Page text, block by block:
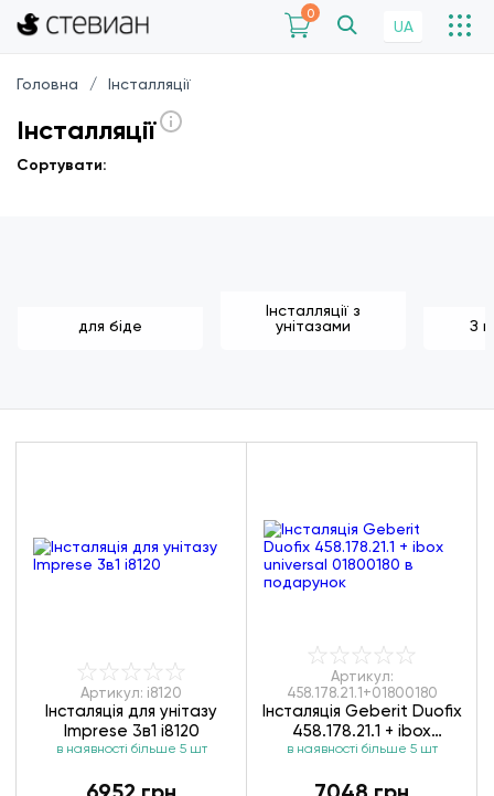
0
UA
Головна Інсталляції
Інсталляції
Сортувати:
для біде
Інсталляції з
унітазами
З
Артикул: i8120
Інсталяція для унітазу
Imprese 3в1 i8120
в наявності більше 5 шт
Артикул:
458.178.21.1+01800180
Інсталяція Geberit Duofix
458.178.21.1 + ibox
universal 01800180
в наявності більше 5 шт